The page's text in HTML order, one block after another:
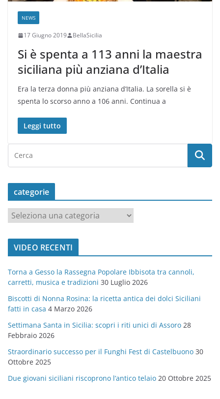
NEWS
17 Giugno 2019 BellaSicilia
Si è spenta a 113 anni la maestra
siciliana più anziana d’Italia
Era la terza donna più anziana d’Italia. La sorella si è
spenta lo scorso anno a 106 anni. Continua a
Leggi tutto
categorie
t
o
r
i
e
VIDEO RECENTI
Torna a Gesso la Rassegna Popolare Ibbisota tra cannoli,
carretti, musica e tradizioni 30 Luglio 2026
Biscotti di Nonna Rosina: la ricetta antica dei dolci Siciliani
fatti in casa 4 Marzo 2026
Settimana Santa in Sicilia: scopri i riti unici di Assoro 28
Febbraio 2026
Straordinario successo per il Funghi Fest di Castelbuono 30
Ottobre 2025
Due giovani siciliani riscoprono l’antico telaio 20 Ottobre 2025